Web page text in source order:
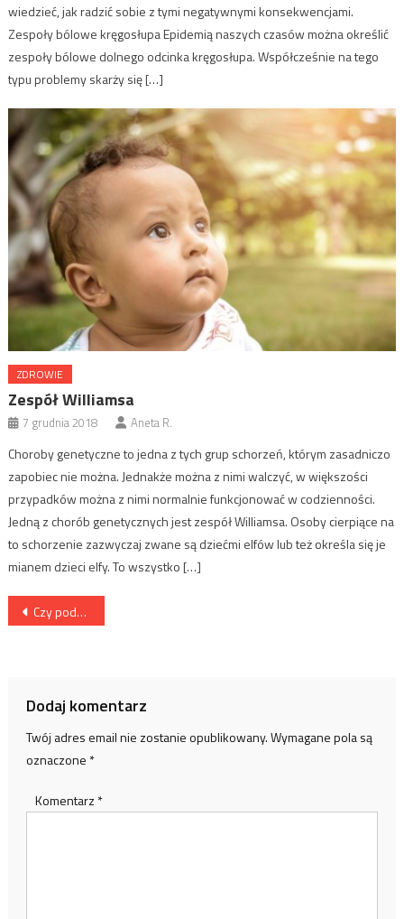
wiedzieć, jak radzić sobie z tymi negatywnymi konsekwencjami.
Zespoły bólowe kręgosłupa Epidemią naszych czasów można określić
zespoły bólowe dolnego odcinka kręgosłupa. Współcześnie na tego
typu problemy skarży się […]
ZDROWIE
Zespół Williamsa
7 grudnia 2018 Aneta R.
Choroby genetyczne to jedna z tych grup schorzeń, którym zasadniczo
zapobiec nie można. Jednakże można z nimi walczyć, w większości
przypadków można z nimi normalnie funkcjonować w codzienności.
Jedną z chorób genetycznych jest zespół Williamsa. Osoby cierpiące na
to schorzenie zazwyczaj zwane są dziećmi elfów lub też określa się je
mianem dzieci elfy. To wszystko […]
Nawigacja
Czy podwyższonemu ciśnieniu może towarzyszyć uczucie senności i zmęczenia?
Dodaj komentarz
Twój adres email nie zostanie opublikowany.Wymagane pola są
oznaczone *
Komentarz *